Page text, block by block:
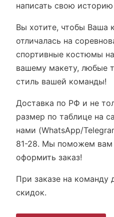
написать свою историю
Вы хотите, чтобы Ваша
отличалась на
спортивные костюмы
вашему макету, любые
стиль вашей команды!
Доставка по РФ и не
размер по таблице на
нами (WhatsApp/
81-28. Мы поможем вам
оформить заказ!
При заказе на команду
скидок.